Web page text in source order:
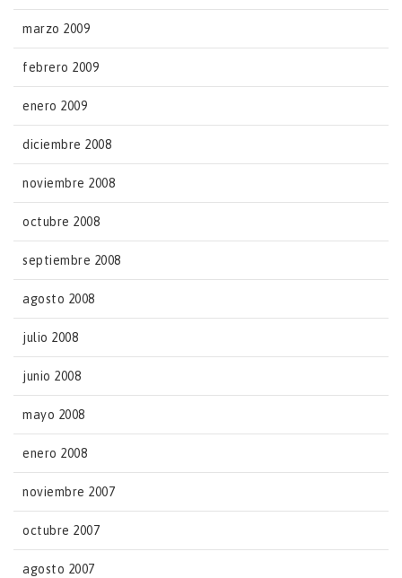
marzo 2009
febrero 2009
enero 2009
diciembre 2008
noviembre 2008
octubre 2008
septiembre 2008
agosto 2008
julio 2008
junio 2008
mayo 2008
enero 2008
noviembre 2007
octubre 2007
agosto 2007